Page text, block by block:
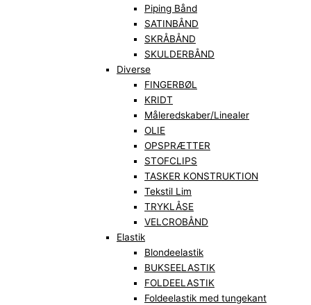
Piping Bånd
SATINBÅND
SKRÅBÅND
SKULDERBÅND
Diverse
FINGERBØL
KRIDT
Måleredskaber/Linealer
OLIE
OPSPRÆTTER
STOFCLIPS
TASKER KONSTRUKTION
Tekstil Lim
TRYKLÅSE
VELCROBÅND
Elastik
Blondeelastik
BUKSEELASTIK
FOLDEELASTIK
Foldeelastik med tungekant